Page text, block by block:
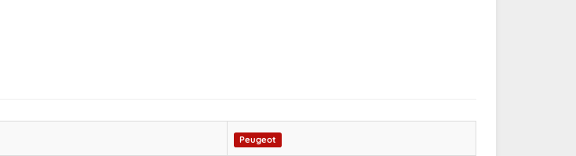
Peugeot